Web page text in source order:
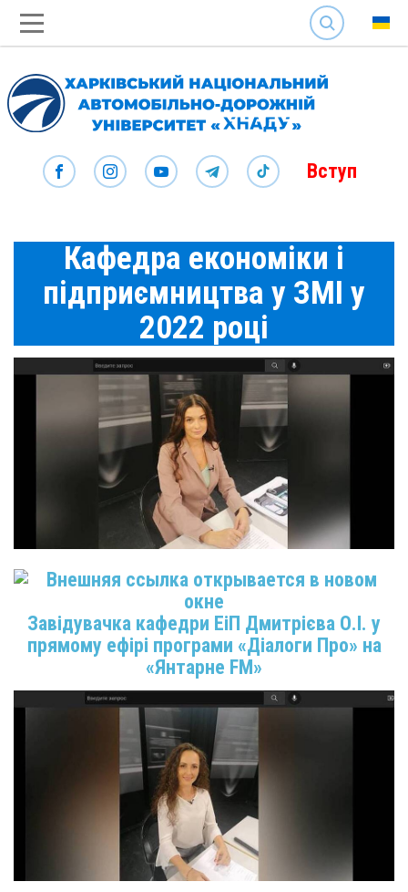
SEARCH
Вступ
Кафедра економіки і
підприємництва у ЗМІ у
2022 році
Завідувачка кафедри ЕіП Дмитрієва О.І. у
прямому ефірі програми «Діалоги Про» на
«Янтарне FM»